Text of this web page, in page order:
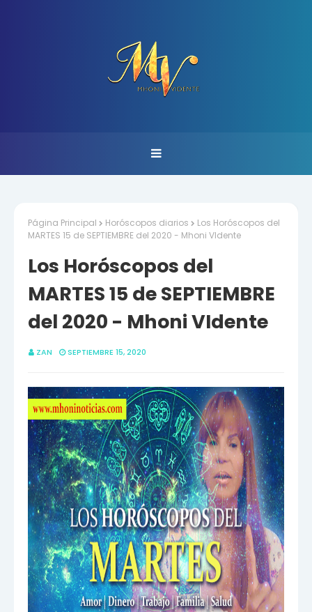
Página Principal Horóscopos diarios
Los Horóscopos del
MARTES 15 de SEPTIEMBRE del 2020 - Mhoni VIdente
Los Horóscopos del
MARTES 15 de SEPTIEMBRE
del 2020 - Mhoni VIdente
ZAN SEPTIEMBRE 15, 2020